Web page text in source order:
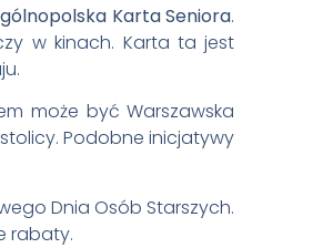
Karta Seniora.
w kinach. Karta ta jest
może być Warszawska
Podobne inicjatywy
Dnia Osób Starszych.
rabaty.